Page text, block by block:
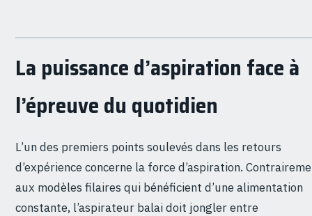
La puissance d’aspiration face à
l’épreuve du quotidien
L’un des premiers points soulevés dans les retours
d’expérience concerne la force d’aspiration.
aux modèles filaires qui bénéficient d’une alimentation
constante, l’aspirateur balai doit jongler entre